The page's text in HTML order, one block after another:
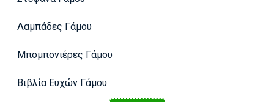
Λαμπάδες Γάμου
Μπομπονιέρες Γάμου
Βιβλία Ευχών Γάμου